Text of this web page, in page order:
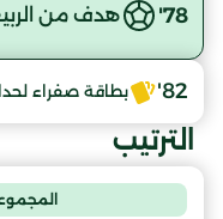
78' هدف من
82' بطاقة صفراء
الترتيب